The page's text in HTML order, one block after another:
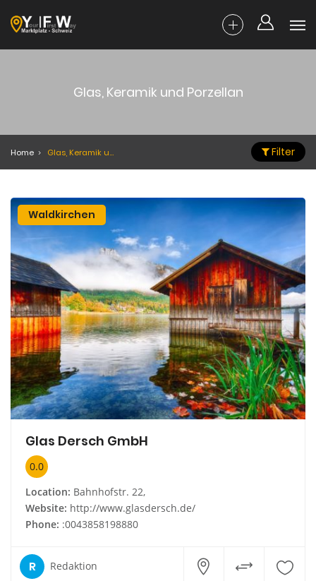
Glas, Keramik und Porzellan
Home Glas, Keramik und Porzellan Filter
Waldkirchen
Glas Dersch GmbH
0.0
Location: Bahnhofstr. 22,
Website: http://www.glasdersch.de/
Phone: :0043858198880
R Redaktion